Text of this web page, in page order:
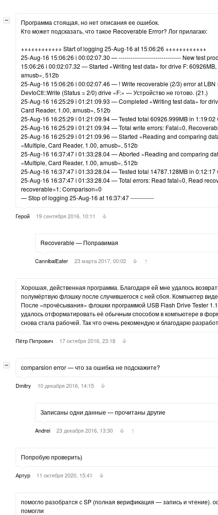
Программа стоящая, но нет описания ее ошибок.
Кто может подсказать, что такое Recoverable Errror? Лог прилагаю:
++++++++++++ Start of logging 25-Aug-16 at 15:06:26 ++++++++++++
25-Aug-16 15:06:26 i 00:02:07.30 — -------------------------------- New test
15:06:26 i 00:02:07.32 — Started «Writing test data» for drive F:
amusb», 512b
25-Aug-16 15:06:26 i 00:02:07.46 — ! Write recoverable (2/3) error at
DevIoCtl::Write (Status = 2/0) drive «F:» — Устройство не готово. (21.)
25-Aug-16 16:25:29 i 01:21:09.93 — Completed «Writing test data» for
Card Reader, 1.00, amusb», 512b
25-Aug-16 16:25:29 i 01:21:09.94 — Tested total 60926.999MB in 1:19:02
25-Aug-16 16:25:29 i 01:21:09.94 — Total write errors: Fatal=0,
25-Aug-16 16:25:29 i 01:21:09.96 — Started «Reading and comparing
«Multiple, Card Reader, 1.00, amusb», 512b
25-Aug-16 16:37:47 i 01:33:28.04 — Aborted «Reading and comparing
«Multiple, Card Reader, 1.00, amusb», 512b
25-Aug-16 16:37:47 i 01:33:28.04 — Tested total 14787.128MB in 0:12:17
25-Aug-16 16:37:47 i 01:33:28.04 — Total errors: Read fatal=0, Read
recoverable=1; Comparison=0
— Stop of logging 25-Aug-16 at 16:37:47 ------------
Герой 19 сентября 2016, 10:11
Recoverable — Поправимая
CannibalEater 23 марта 2017, 00:02 ↑
Хорошая, действенная программа. Благодаря ей мне удалось
полумёртвую флэшку после случившегося с ней сбоя. Компьютер
После «прочёсывания» флэшки программой USB Flash Drive Tester
удалось отформатировать её обычным способом в компьютере в
снова стала рабочей. Так что очень рекомендую и благодарю
Пётр Петрович 17 октября 2016, 23:18
comparsion error — что за ошибка не подскажите?
Dmitry 10 декабря 2016, 14:15
Записаны одни данные — прочитаны другие
Andrei 23 декабря 2016, 13:30 ↑
Попробую проверить)
Артур 11 октября 2020, 15:41
помогло разобратся с SP (полная верификация — запись и чтение).
помогли